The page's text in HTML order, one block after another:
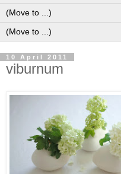
10 April 2011
viburnum